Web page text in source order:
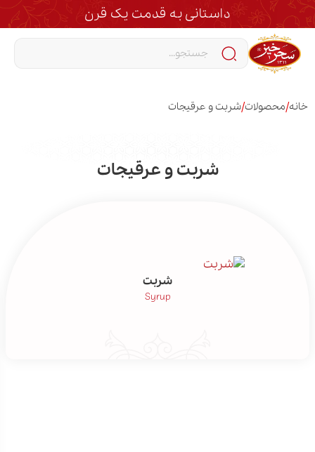
داستانی به قدمت یک قرن
خانه/محصولات/شربت و عرقیجات
شربت و عرقیجات
شربت
Syrup